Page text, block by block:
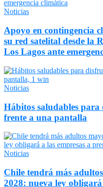
Noticias
Apoyo en contingencia
su red satelital desde la
Los Lagos ante
Noticias
Hábitos saludables
frente a una pantalla
Noticias
Chile tendrá más
2028: nueva ley obligará